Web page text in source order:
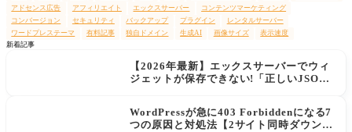
アドセンス広告
アフィリエイト エックスサーバー
コンテンツマーケティング
コンバージョン
セキュリティ バックアップ プラグイン
レンタルサーバー
ワードプレステーマ
有料記事 独自ドメイン 生成AI 画像サイズ
表示速度
新着記事
【2026年最新】エックスサーバーでウィ
ジェットが保存できない!「正しいJSON
WordPressが急に403 Forbiddenになる7
つの原因と対処法【2サイト同時ダウン→